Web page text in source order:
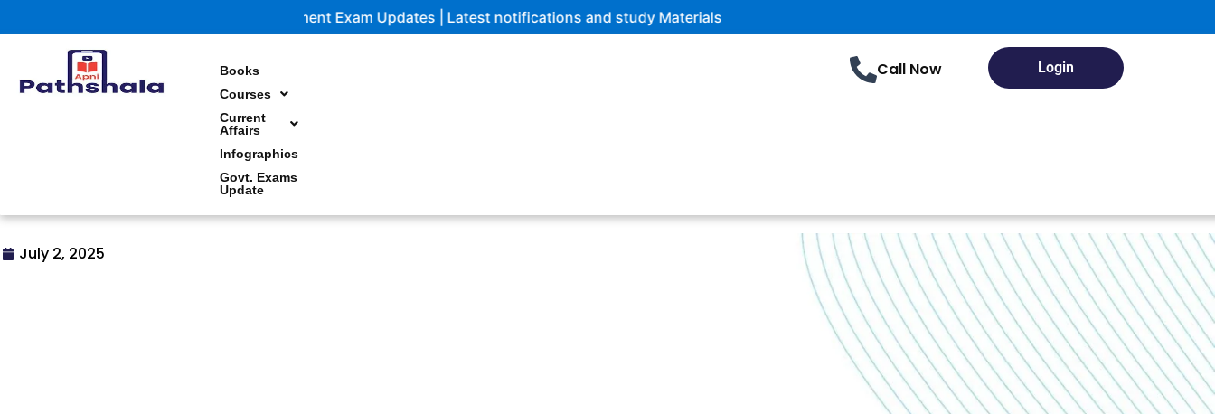
to
Government Exam Updates | Latest notifications and study Materials
Books
Courses
Current
Affairs
Infographics
Govt. Exams
Update
Call Now Login
July 2, 2025